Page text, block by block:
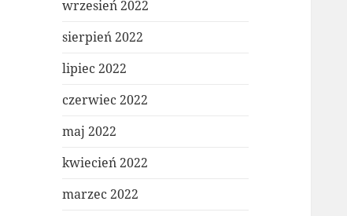
wrzesień 2022
sierpień 2022
lipiec 2022
czerwiec 2022
maj 2022
kwiecień 2022
marzec 2022